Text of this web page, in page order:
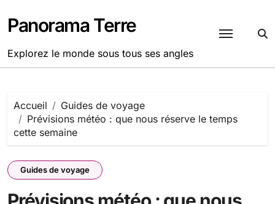
au
contenu
Panorama Terre
Explorez le monde sous tous ses angles
Accueil
Guides de voyage
Prévisions météo : que nous réserve le temps
cette semaine
Guides de voyage